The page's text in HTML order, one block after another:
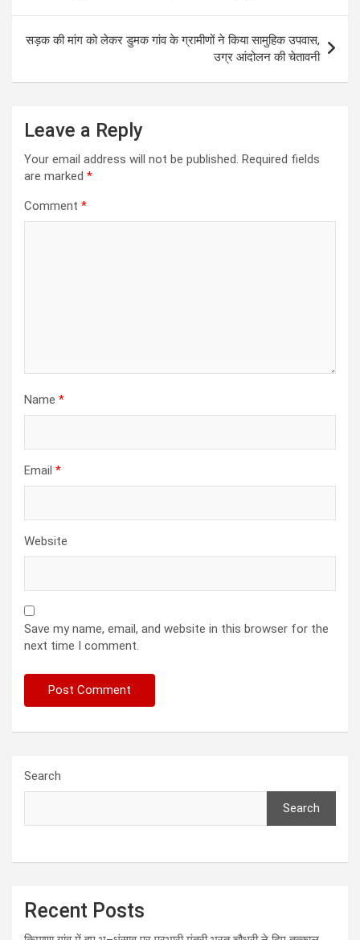
सड़क की मांग को लेकर डुमक गांव के ग्रामीणों ने किया सामुहिक उपवास,
उग्र आंदोलन की चेतावनी
Leave a Reply
Your email address will not be published. Required fields
are marked *
Comment *
Name *
Email *
Website
Save my name, email, and website in this browser for the
next time I comment.
Search
Search
Recent Posts